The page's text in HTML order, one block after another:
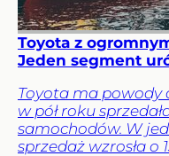
Toyota z
Jeden segment
Toyota ma powody
w pół roku
samochodów. W
sprzedaż wzrosła o